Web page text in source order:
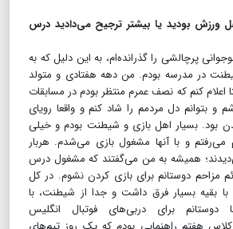
ورزش بودید یا بیشتر ترجیح می‌دادید درس
پرچالشی را گذرانده‌ام، به این دلیل که به
در مدرسه بودم. من دهه هفتادی و متولد
اعلام کنم که نصف عمرم منتظر بودم در مسابقات
و بتوانم دل مردمم را شاد کنم و واقعا رویای
بود. بسیار اهل بازی و شیطنت بودم و خیلی
می‌رفتم و با آنها مشغول بازی می‌شدم. هربار
همیشه به من می‌گفتند که مشغول درس
دوستانم برای بازی کردن نشوم. در کل
بقیه بسیار فرق داشت و جدا از شیطنت، با
دوستانم برای دربی‌های فوتبال انگلیس